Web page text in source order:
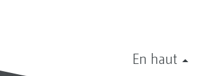
En haut